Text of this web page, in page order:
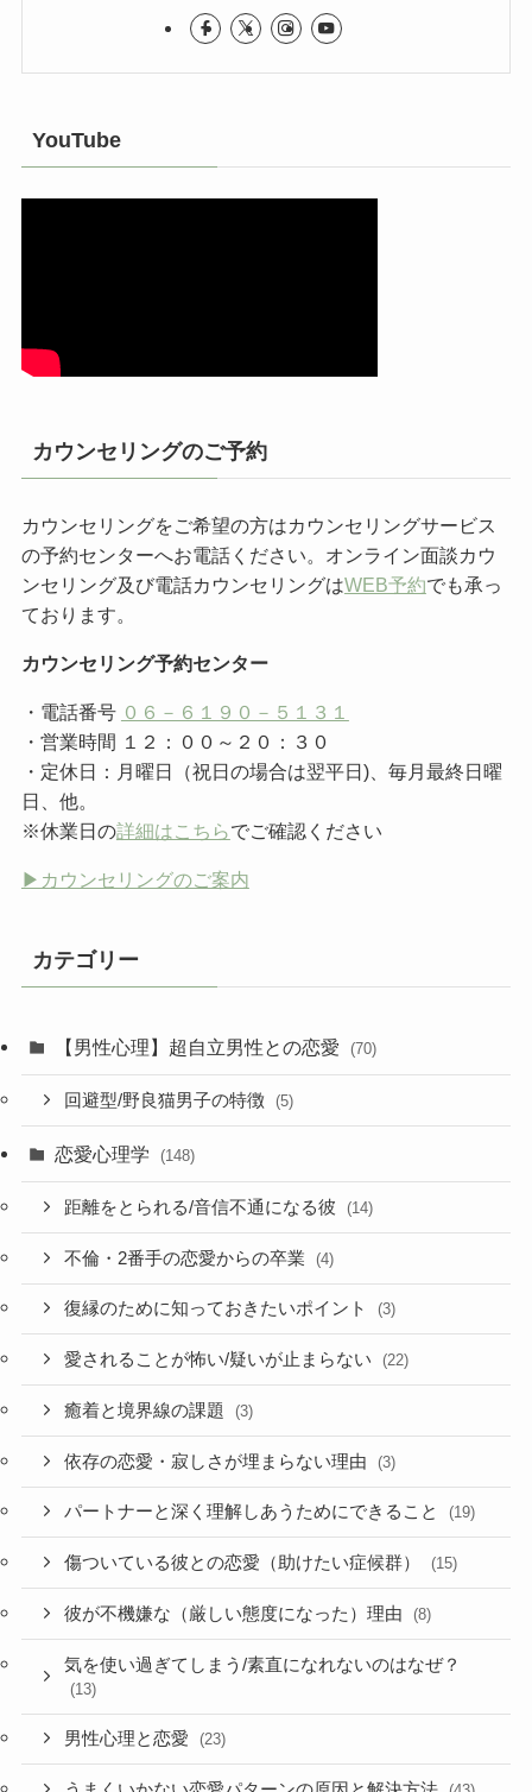
YouTube
カウンセリングのご予約
カウンセリングをご希望の方はカウンセリングサービス
の予約センターへお電話ください。オンライン面談カウ
ンセリング及び電話カウンセリングはWEB予約でも承っ
ております。
カウンセリング予約センター
・電話番号 ０６－６１９０－５１３１
・営業時間 １２：００～２０：３０
・定休日：月曜日（祝日の場合は翌平日)、毎月最終日曜
日、他。
※休業日の詳細はこちらでご確認ください
▶︎カウンセリングのご案内
カテゴリー
【男性心理】超自立男性との恋愛 (70)
回避型/野良猫男子の特徴 (5)
恋愛心理学 (148)
距離をとられる/音信不通になる彼 (14)
不倫・2番手の恋愛からの卒業 (4)
復縁のために知っておきたいポイント (3)
愛されることが怖い/疑いが止まらない (22)
癒着と境界線の課題 (3)
依存の恋愛・寂しさが埋まらない理由 (3)
パートナーと深く理解しあうためにできること (19)
傷ついている彼との恋愛（助けたい症候群） (15)
彼が不機嫌な（厳しい態度になった）理由 (8)
気を使い過ぎてしまう/素直になれないのはなぜ？
(13)
男性心理と恋愛 (23)